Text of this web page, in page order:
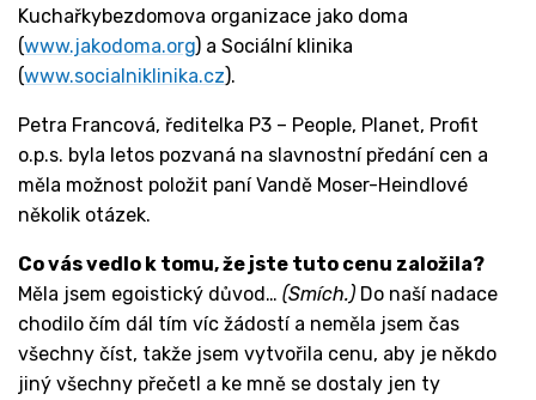
Kuchařkybezdomova organizace jako doma
(www.jakodoma.org) a Sociální klinika
(www.socialniklinika.cz).
Petra Francová, ředitelka P3 – People, Planet, Profit
o.p.s. byla letos pozvaná na slavnostní předání cen a
měla možnost položit paní Vandě Moser-Heindlové
několik otázek.
Co vás vedlo k tomu, že jste tuto cenu založila?
Měla jsem egoistický důvod… (Smích.) Do naší nadace
chodilo čím dál tím víc žádostí a neměla jsem čas
všechny číst, takže jsem vytvořila cenu, aby je někdo
jiný všechny přečetl a ke mně se dostaly jen ty